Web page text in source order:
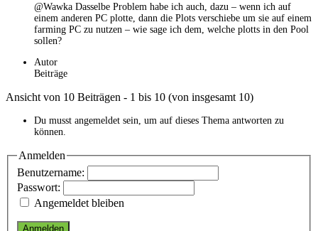
@Wawka Dasselbe Problem habe ich auch, dazu – wenn ich auf
einem anderen PC plotte, dann die Plots verschiebe um sie auf einem
farming PC zu nutzen – wie sage ich dem, welche plotts in den Pool
sollen?
Autor
Beiträge
Ansicht von 10 Beiträgen - 1 bis 10 (von insgesamt 10)
Du musst angemeldet sein, um auf dieses Thema antworten zu
können.
Anmelden
Benutzername:
Passwort:
Angemeldet bleiben
Anmelden